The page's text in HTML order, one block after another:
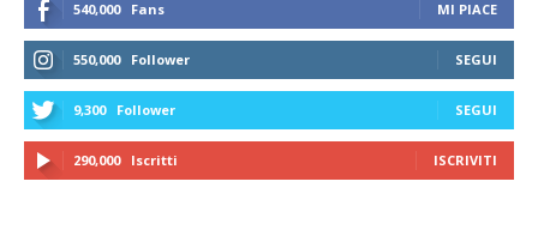
540,000 Fans MI PIACE
550,000 Follower SEGUI
9,300 Follower SEGUI
290,000 Iscritti ISCRIVITI